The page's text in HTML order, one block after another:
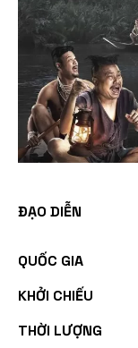
ĐẠO DIỄN
QUỐC GIA
KHỞI CHIẾU
THỜI LƯỢNG